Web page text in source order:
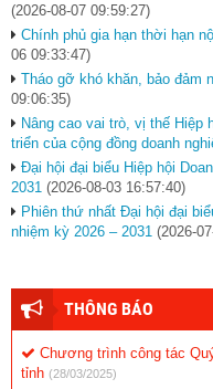
(2026-08-07 09:59:27)
Chính phủ gia hạn thời hạn
06 09:33:47)
Tháo gỡ khó khăn, bảo đảm
09:06:35)
Nâng cao vai trò, vị thế Hiệp
triển của cộng đồng doanh
Đại hội đại biểu Hiệp hội
2031 (2026-08-03 16:57:40)
Phiên thứ nhất Đại hội đại
nhiệm kỳ 2026 – 2031 (2026-
THÔNG BÁO
Chương trình công tác
tỉnh (28/03/2025)